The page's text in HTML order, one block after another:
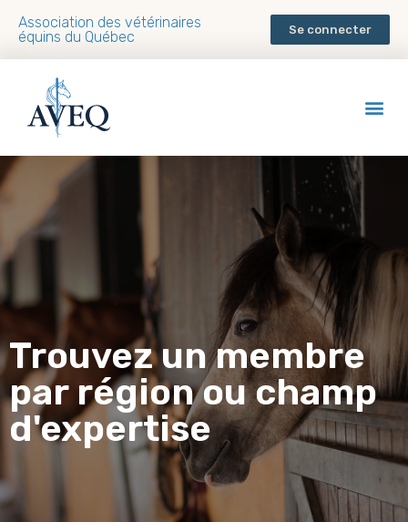
Association des vétérinaires
équins du Québec
Se connecter
Trouvez un membre
par région ou champ
d'expertise